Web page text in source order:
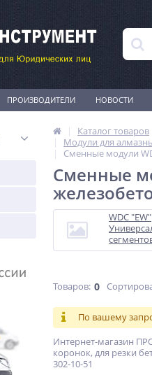
ПРОИЗВОДИТЕЛИ НОВОСТИ
Каталог товаров
Модули для
Сменные модули
Сменные
WDC "EW"
ресурс,
Товаров: 0
По вашему
Интернет-магазин
коронок, для резки
302-10-51